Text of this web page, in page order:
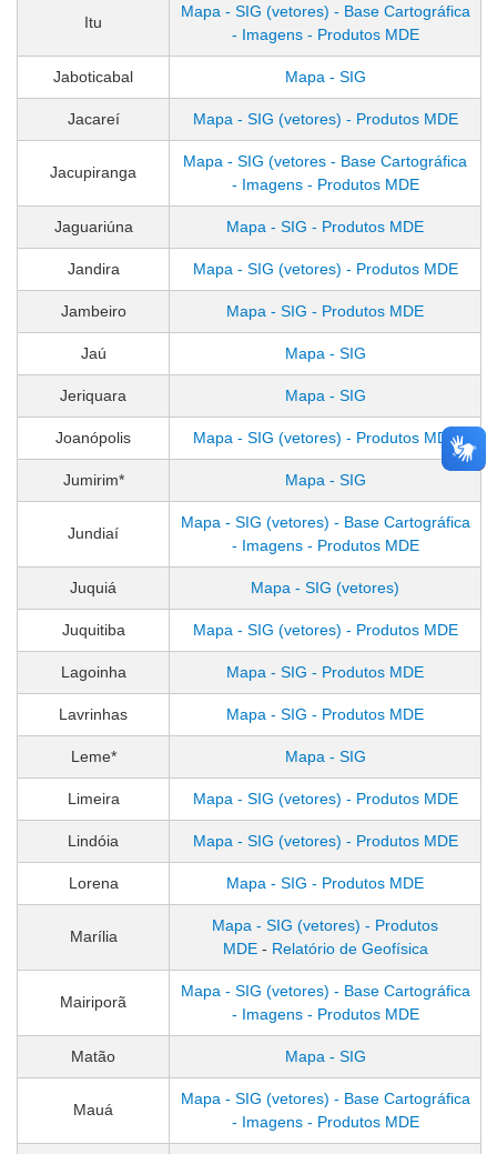
Itu
Mapa - SIG (vetores) - Base Cartográfica
- Imagens - Produtos MDE
Jaboticabal Mapa - SIG
Jacareí Mapa - SIG (vetores) - Produtos MDE
Jacupiranga
Mapa - SIG (vetores - Base Cartográfica
- Imagens - Produtos MDE
Jaguariúna Mapa - SIG - Produtos MDE
Jandira Mapa - SIG (vetores) - Produtos MDE
Jambeiro Mapa - SIG - Produtos MDE
Jaú Mapa - SIG
Jeriquara Mapa - SIG
Joanópolis Mapa - SIG (vetores) - Produtos MDE
Jumirim* Mapa - SIG
Jundiaí
Mapa - SIG (vetores) - Base Cartográfica
- Imagens - Produtos MDE
Juquiá Mapa - SIG (vetores)
Juquitiba Mapa - SIG (vetores) - Produtos MDE
Lagoinha Mapa - SIG - Produtos MDE
Lavrinhas Mapa - SIG - Produtos MDE
Leme* Mapa - SIG
Limeira Mapa - SIG (vetores) - Produtos MDE
Lindóia Mapa - SIG (vetores) - Produtos MDE
Lorena Mapa - SIG - Produtos MDE
Marília
Mapa - SIG (vetores) - Produtos
MDE- Relatório de Geofísica
Mairiporã
Mapa - SIG (vetores) - Base Cartográfica
- Imagens - Produtos MDE
Matão Mapa - SIG
Mauá
Mapa - SIG (vetores) - Base Cartográfica
- Imagens - Produtos MDE